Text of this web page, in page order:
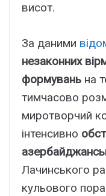
висот.
За даними
незаконних
формувань на
тимчасово
миротворчий
інтенсивно
Лачинського
кульового